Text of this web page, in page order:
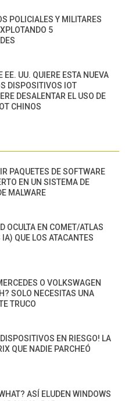
POLICIALES Y MILITARES
5
EE. UU. QUIERE ESTA NUEVA
DISPOSITIVOS IOT
DESALENTAR EL USO DE
CHINOS
PAQUETES DE SOFTWARE
EN UN SISTEMA DE
MALWARE
OCULTA EN COMET/ATLAS
QUE LOS ATACANTES
O VOLKSWAGEN
SOLO NECESITAS UNA
TRUCO
EN RIESGO! LA
QUE NADIE PARCHEÓ
ASÍ ELUDEN WINDOWS